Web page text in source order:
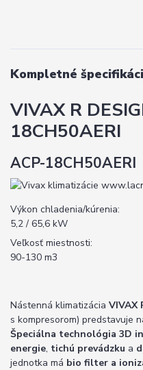
Kompletné
VIVAX R
18CH50AERI
ACP-18CH50AERI
Výkon chladenia/kúrenia:
5,2 / 65,6 kW
Veľkosť miestnosti:
90-130 m3
Nástenná klimatizácia VIVAX
s kompresorom) predstavuje
Špeciálna technológia 3D
energie, tichú prevádzku a
jednotka má bio filter a